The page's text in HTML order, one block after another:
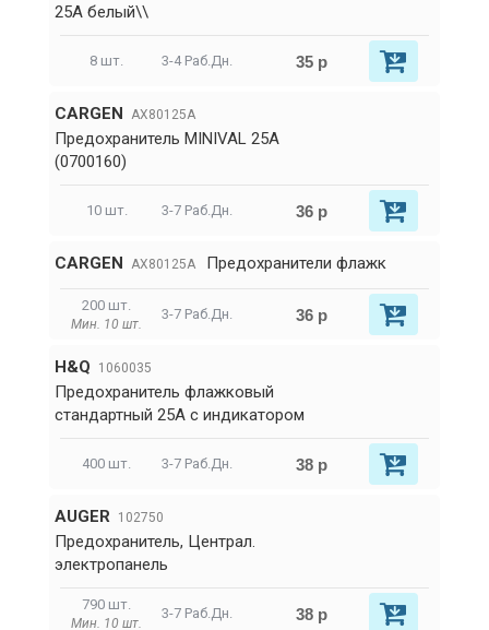
25A белый\\
8 шт. 3-4 Раб.Дн. 35 р
CARGEN AX80125A
Предохранитель MINIVAL 25A
(0700160)
10 шт. 3-7 Раб.Дн. 36 р
CARGEN AX80125A Предохранители флажк
200 шт.
Мин. 10 шт.
3-7 Раб.Дн. 36 р
H&Q 1060035
Предохранитель флажковый
стандартный 25A с индикатором
400 шт. 3-7 Раб.Дн. 38 р
AUGER 102750
Предохранитель, Централ.
электропанель
790 шт.
Мин. 10 шт.
3-7 Раб.Дн. 38 р